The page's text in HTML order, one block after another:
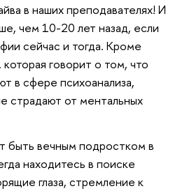
в наших преподавателях! И
чем 10-20 лет назад, если
сейчас и тогда. Кроме
говорит о том, что
в сфере психоанализа,
страдают от ментальных
быть вечным подростком в
находитесь в поиске
глаза, стремление к